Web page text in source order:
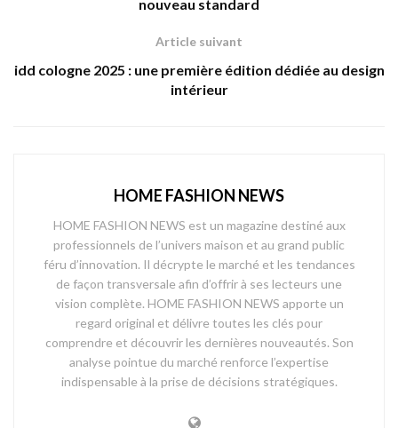
nouveau standard
Article suivant
idd cologne 2025 : une première édition dédiée au design
intérieur
HOME FASHION NEWS
HOME FASHION NEWS est un magazine destiné aux
professionnels de l’univers maison et au grand public
féru d’innovation. Il décrypte le marché et les tendances
de façon transversale afin d’offrir à ses lecteurs une
vision complète. HOME FASHION NEWS apporte un
regard original et délivre toutes les clés pour
comprendre et découvrir les dernières nouveautés. Son
analyse pointue du marché renforce l’expertise
indispensable à la prise de décisions stratégiques.